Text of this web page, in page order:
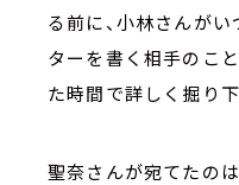
る前に、小林さんが
ターを書く相手のこ
た時間で詳しく掘り
聖奈さんが宛てたのは